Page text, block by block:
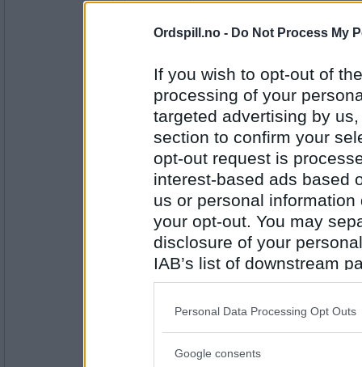
Ordspill.no - Do Not Process My
If you wish to opt-out of
processing of your
targeted advertising by
section to confirm your
opt-out request is
interest-based ads based
us or personal
your opt-out. You may
disclosure of your
IAB’s list of downstream
also be disclosed by us
Downstream Participants
Please note that this
Personal Data Processing Opt Outs
Google consents
Antall innlegg:
Antall innlegg:
12863
sittende litt fast" ! Fikk du snø der
Antall innlegg:
43107
Jada, april fornekter seg ikke.
Jeg etterlyser stadig trekkfugler -
Jeg har ikke sett noen ennå , men